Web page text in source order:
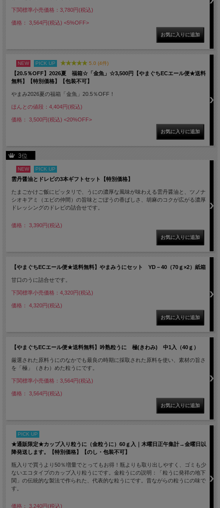
下関標準小売価格：3,780円(税込)
価格： 3,564円(税込) <5%OFF>
NEW PICK UP 5.0 (4件)
【20.5％OFF】2026夏 福箱☆「金魚」☆3,500円【やまぐちECエール便★送料
無料】【特別価格】【包装不可】
やまみ2026夏の福箱「金魚」20.5％OFF！
ほんとの値段：4,404円(税込)
価格： 3,500円(税込) <20%OFF>
3位
NEW PICK UP
雲丹醤油とドレビの3本ギフトセット【特別価格】
たまごかけご飯にピッタリで、うにの濃厚な風味が味わえる雲丹醤油と、ツノナ
シオキアミ（エビの仲間）の旨味とごぼうの香ばしさ、胡麻のコクが広がる濃厚
ドレッシングのドレビの詰合せです。
価格： 3,390円(税込)
【やまぐちECエール便★送料無料】やまみうにセット YD－40（70ｇ×2）紙箱
甘口のうに詰合せです。
下関標準小売価格：4,320円(税込)
価格： 4,320円(税込)
【やまぐちECエール便★送料無料】吟熟粒うに 極(きわみ) 中1入（40ｇ）
厳選された原料うにのなかでも最良の時期に採取された原料を使い、素材の旨さ
を「極」（きわ）めた粒うにです。
下関標準小売価格：3,564円(税込)
価格： 3,564円(税込)
PICK UP
★通販限定★カップ入り粒うに（金粒うに）60ｇ入｜木曜日正午集計→金曜日以
降発送します。【特別価格】【のし・包装不可】
瓶入りで買うより50％増量でとってもお得！瓶よりも取り出しやすく、ゴミも少
ないエコタイプのカップ入り粒うにです。金粒うにの説明：「粒うに発祥の地下
関」の伝統的な製法で作られた、代表的な粒うにです。昔ながらの粒うにの味で
す。
価格： 3,240円(税込)